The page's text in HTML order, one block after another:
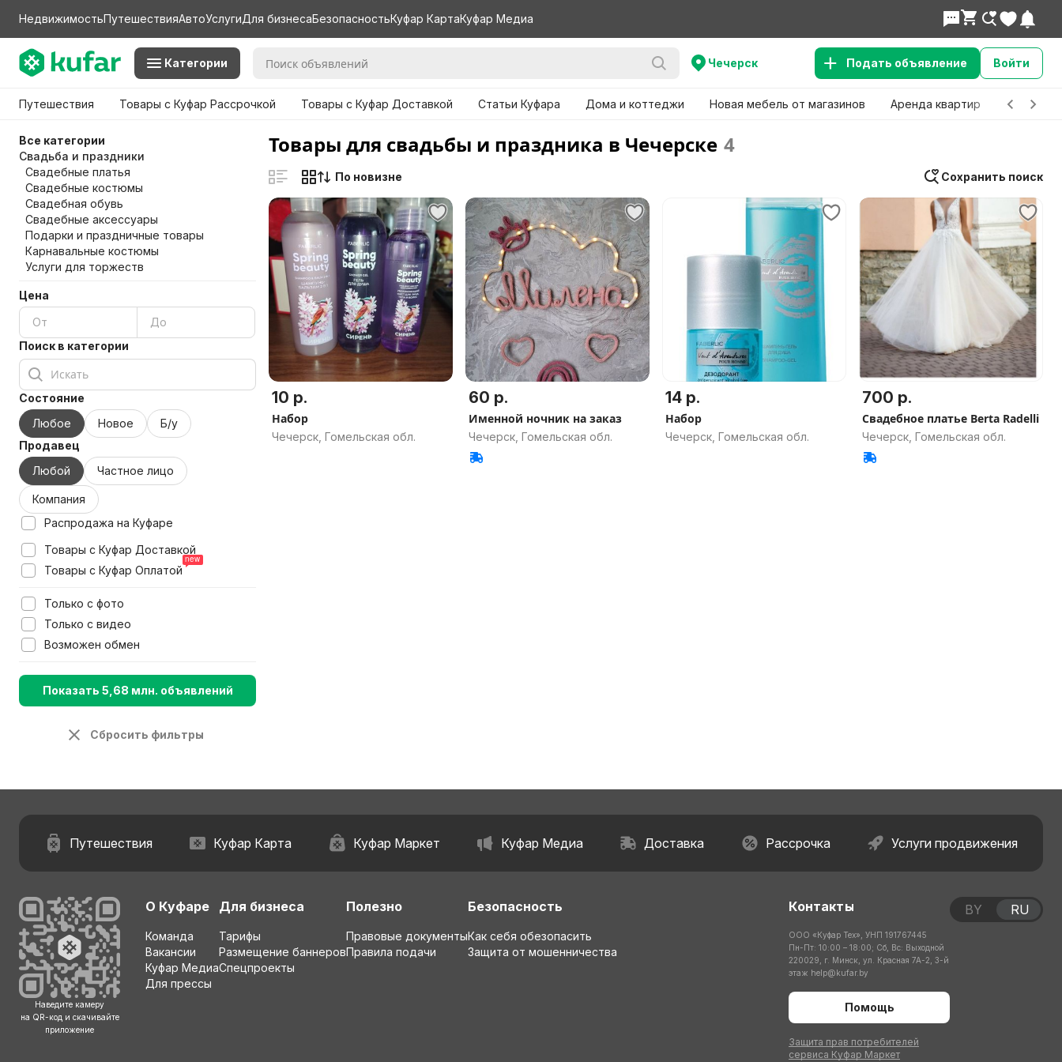
НедвижимостьПутешествияАвтоУслугиДля бизнесаБезопасностьКуфар КартаКуфар Медиа
Категории Чечерск Подать объявление Войти
Путешествия Товары с Куфар Рассрочкой Товары с Куфар Доставкой Статьи Куфара Дома и коттеджи Новая мебель от магазинов Аренда квартир Детские
Все категории
Свадьба и праздники
Свадебные платья
Свадебные костюмы
Свадебная обувь
Свадебные аксессуары
Подарки и праздничные товары
Карнавальные костюмы
Услуги для торжеств
Цена
Поиск в категории
Состояние
Любое
Новое
Б/у
Продавец
Любой
Частное лицо
Компания
Распродажа на Куфаре
Товары с Куфар Доставкой
Товары с Куфар Оплатой
Только с фото
Только с видео
Возможен обмен
Показать 5,68 млн. объявлений
Сбросить фильтры
Товары для свадьбы и праздника в Чечерске 4
Сохранить поиск
По новизне
10 р.
Набор
Чечерск, Гомельская обл.
60 р.
Именной ночник на заказ
Чечерск, Гомельская обл.
14 р.
Набор
Чечерск, Гомельская обл.
700 р.
Свадебное платье Berta Radelli
Чечерск, Гомельская обл.
Путешествия Куфар Карта Куфар Маркет Куфар Медиа Доставка Рассрочка Услуги продвижения
Наведите камеру
на QR-код и скачивайте
приложение
О Куфаре
Команда
Вакансии
Куфар Медиа
Для прессы
Для бизнеса
Тарифы
Размещение баннеров
Спецпроекты
Полезно
Правовые документы
Правила подачи
Безопасность
Как себя обезопасить
Защита от мошенничества
Контакты
ООО «Куфар Тех», УНП 191767445
Пн-Пт: 10:00 – 18:00; Сб, Вс: Выходной
220029, г. Минск, ул. Красная 7А-2, 3-й
этаж help@kufar.by
Помощь
Защита прав потребителей
сервиса Куфар Маркет
BY RU